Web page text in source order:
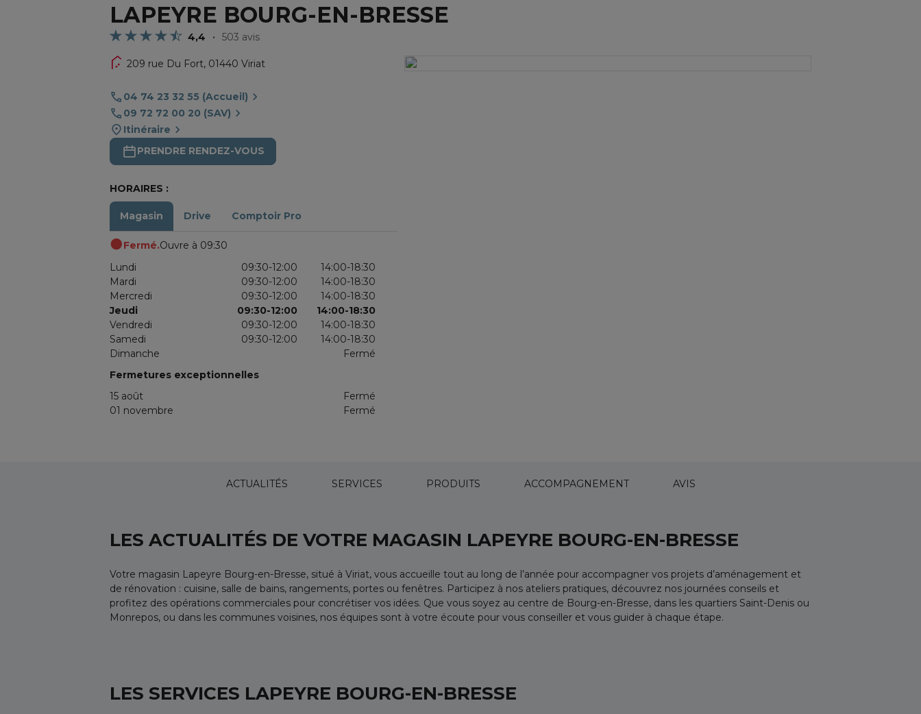
LAPEYRE BOURG-EN-BRESSE
4,4 503 avis
209 rue Du Fort, 01440 Viriat
04 74 23 32 55 (Accueil)
09 72 72 00 20 (SAV)
Itinéraire
PRENDRE RENDEZ-VOUS
HORAIRES :
Magasin Drive Comptoir Pro
Fermé.Ouvre à 09:30
Lundi
09:30-12:00
14:00-18:30
Mardi
09:30-12:00
14:00-18:30
Mercredi
09:30-12:00
14:00-18:30
Jeudi
09:30-12:00
14:00-18:30
Vendredi
09:30-12:00
14:00-18:30
Samedi
09:30-12:00
14:00-18:30
Dimanche
Fermé
Fermetures exceptionnelles
15 août
Fermé
01 novembre
Fermé
ACTUALITÉS SERVICES PRODUITS ACCOMPAGNEMENT AVIS
LES ACTUALITÉS DE VOTRE MAGASIN LAPEYRE BOURG-EN-BRESSE
Votre magasin Lapeyre Bourg-en-Bresse, situé à Viriat, vous accueille tout au long de l’année pour accompagner vos projets d’aménagement et
de rénovation : cuisine, salle de bains, rangements, portes ou fenêtres. Participez à nos ateliers pratiques, découvrez nos journées conseils et
profitez des opérations commerciales pour concrétiser vos idées. Que vous soyez au centre de Bourg-en-Bresse, dans les quartiers Saint-Denis ou
Monrepos, ou dans les communes voisines, nos équipes sont à votre écoute pour vous conseiller et vous guider à chaque étape.
LES SERVICES LAPEYRE BOURG-EN-BRESSE